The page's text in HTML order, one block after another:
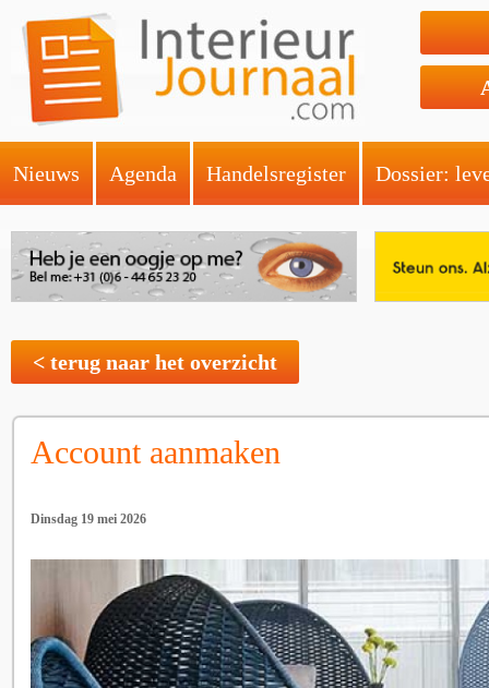
Nieuws Agenda Handelsregister Dossier:
< terug naar het overzicht
Account aanmaken
Dinsdag 19 mei 2026